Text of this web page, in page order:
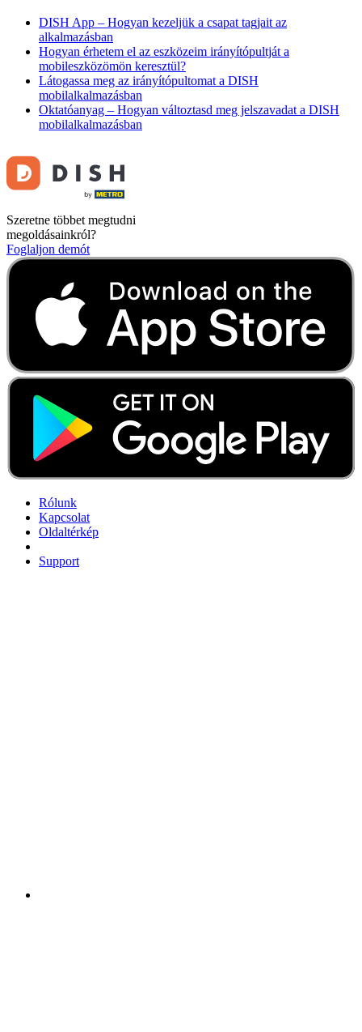
DISH App – Hogyan kezeljük a csapat tagjait az
alkalmazásban
Hogyan érhetem el az eszközeim irányítópultját a
mobileszközömön keresztül?
Látogassa meg az irányítópultomat a DISH
mobilalkalmazásban
Oktatóanyag – Hogyan változtasd meg jelszavadat a DISH
mobilalkalmazásban
Szeretne többet megtudni
megoldásainkról?
Foglaljon demót
Rólunk
Kapcsolat
Oldaltérkép
Support